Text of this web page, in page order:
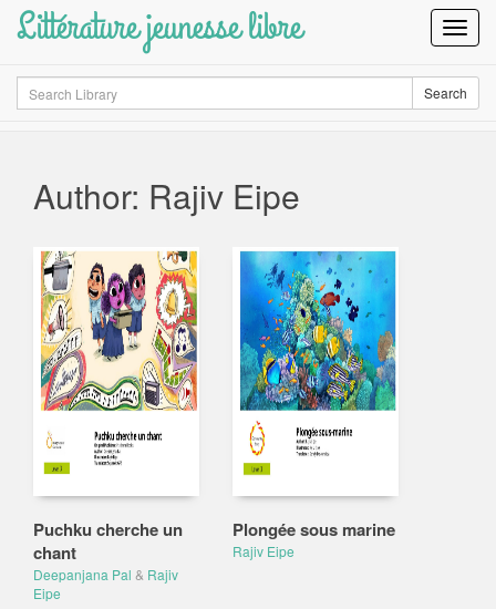
Littérature jeunesse libre
Search Search
Author: Rajiv Eipe
Puchku cherche un
chant
Deepanjana Pal & Rajiv
Eipe
Plongée sous marine
Rajiv Eipe